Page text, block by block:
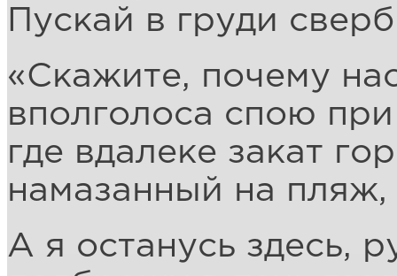
Пускай в груди
«Скажите, почему
вполголоса спою
где вдалеке закат
намазанный на пляж,
А я останусь здесь,